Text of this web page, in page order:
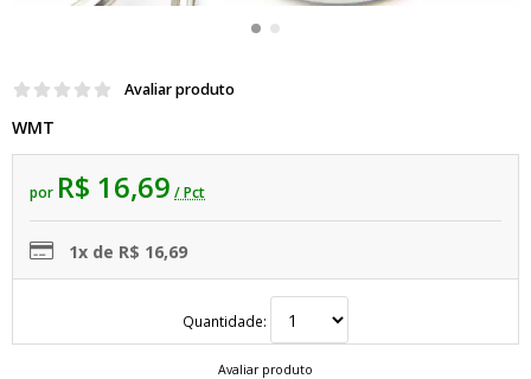
Avaliar produto
WMT
por R$ 16,69 / Pct
1x de R$ 16,69
Quantidade:
Avaliar produto